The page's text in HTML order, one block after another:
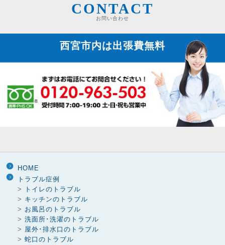
CONTACT
お問い合わせ
西宮市内は出張費無料
HOME
トラブル症例
>
トイレのトラブル
> キッチンのトラブル
> お風呂のトラブル
> 洗面所･洗濯のトラブル
> 屋外･排水口のトラブル
> 蛇口のトラブル